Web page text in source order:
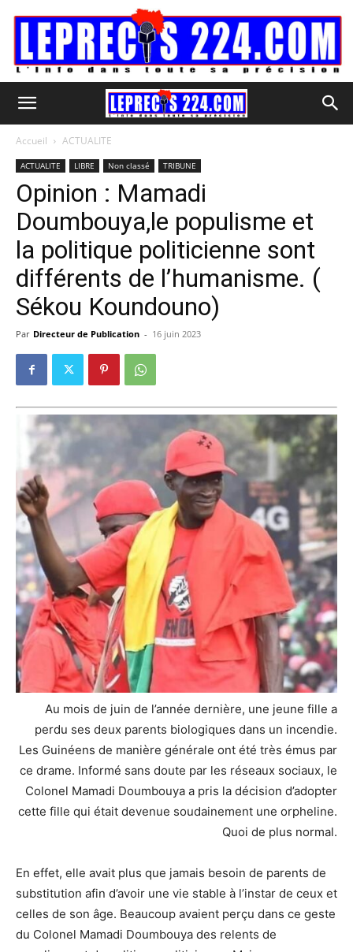
Accueil ACTUALITE
ACTUALITE LIBRE Non classé TRIBUNE
Opinion : Mamadi
Doumbouya,le populisme et
la politique politicienne sont
différents de l’humanisme. (
Sékou Koundouno)
Par Directeur de Publication - 16 juin 2023
Au mois de juin de l’année dernière, une jeune fille a
perdu ses deux parents biologiques dans un incendie.
Les Guinéens de manière générale ont été très émus par
ce drame. Informé sans doute par les réseaux sociaux, le
Colonel Mamadi Doumbouya a pris la décision d’adopter
cette fille qui était devenue soudainement une orpheline.
Quoi de plus normal.
En effet, elle avait plus que jamais besoin de parents de
substitution afin d’avoir une vie stable à l’instar de ceux et
celles de son âge. Beaucoup avaient perçu dans ce geste
du Colonel Mamadi Doumbouya des relents de